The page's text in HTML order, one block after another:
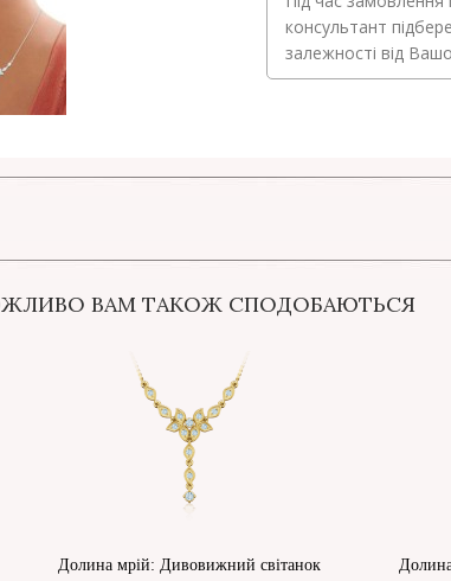
консультант
залежності від
ВАМ ТАКОЖ СПОДОБАЮТЬСЯ
Долина мрій: Дивовижний світанок